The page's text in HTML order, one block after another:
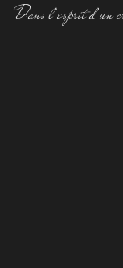
Dans l’esprit d’un